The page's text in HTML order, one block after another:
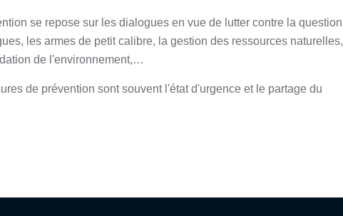
se repose sur les dialogues en vue de lutter contre la question
les armes de petit calibre, la gestion des ressources naturelles,
de l'environnement,…
de prévention sont souvent l'état d'urgence et le partage du